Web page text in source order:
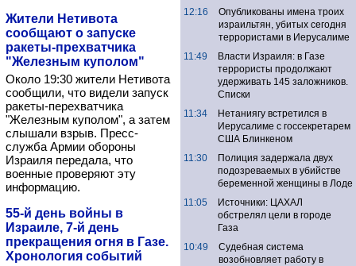
Жители Нетивота
сообщают о запуске
ракеты-прехватчика
"Железным куполом"
Около 19:30 жители Нетивота
сообщили, что видели запуск
ракеты-перехватчика
"Железным куполом", а затем
слышали взрыв. Пресс-
служба Армии обороны
Израиля передала, что
военные проверяют эту
информацию.
55-й день войны в
Израиле, 7-й день
прекращения огня в Газе.
Хронология событий
12:16
Опубликованы имена троих
израильтян, убитых сегодня
террористами в Иерусалиме
11:49
Власти Израиля: в Газе
террористы продолжают
удерживать 145 заложников.
Списки
11:34
Нетаниягу встретился в
Иерусалиме с госсекретарем
США Блинкеном
11:30
Полиция задержала двух
подозреваемых в убийстве
беременной женщины в Лоде
11:05
Источники: ЦАХАЛ
обстрелял цели в городе
Газа
10:49
Судебная система
возобновляет работу в